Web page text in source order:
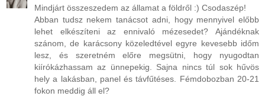
Mindjárt összeszedem az államat a földről :) Csodaszép!
Abban tudsz nekem tanácsot adni, hogy mennyivel előbb
lehet elkészíteni az ennivaló mézesedet? Ajándéknak
szánom, de karácsony közeledtével egyre kevesebb időm
lesz, és szeretném előre megsütni, hogy nyugodtan
kiírókázhassam az ünnepekig. Sajna nincs túl sok hűvös
hely a lakásban, panel és távfűtéses. Fémdobozban 20-21
fokon meddig áll el?